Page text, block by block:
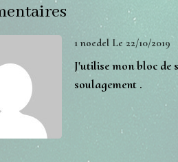
1 noedel Le 22/10/2019
J'utilise mon bloc de
soulagement .